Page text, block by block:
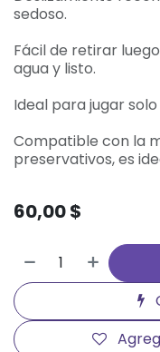
sedoso.
Fácil de retirar
agua y listo.
Ideal para jugar
Compatible con la
preservativos, es
60,00$